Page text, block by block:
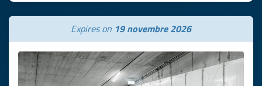
Expires on 19 novembre 2026